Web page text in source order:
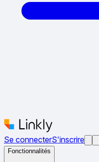
Se connecterS'inscrire
Fonctionnalités